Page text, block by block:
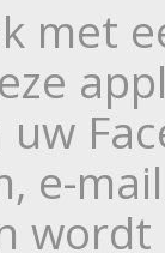
met
e-